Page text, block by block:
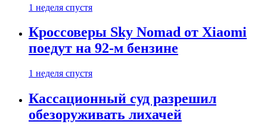
1 неделя спустя
Кроссоверы Sky Nomad от Xiaomi
поедут на 92-м бензине
1 неделя спустя
Кассационный суд разрешил
обезоруживать лихачей